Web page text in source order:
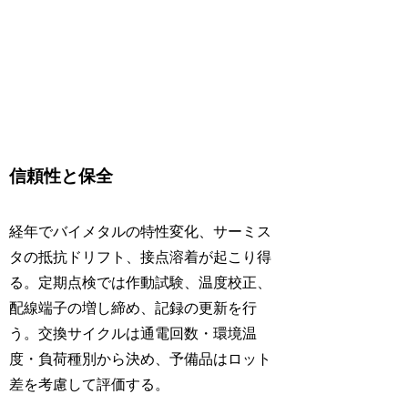
信頼性と保全
経年でバイメタルの特性変化、サーミス
タの抵抗ドリフト、接点溶着が起こり得
る。定期点検では作動試験、温度校正、
配線端子の増し締め、記録の更新を行
う。交換サイクルは通電回数・環境温
度・負荷種別から決め、予備品はロット
差を考慮して評価する。